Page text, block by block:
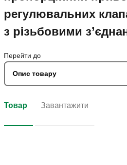
регулювальних
з різьбовими
Перейти до
Опис товару
Товар Завантажити